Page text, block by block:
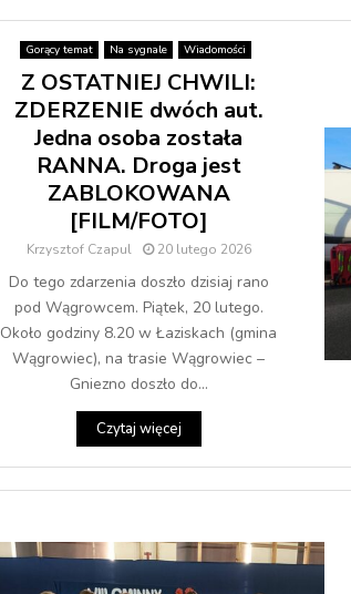
Gorący temat Na sygnale Wiadomości
Z OSTATNIEJ CHWILI:
ZDERZENIE dwóch aut.
Jedna osoba została
RANNA. Droga jest
ZABLOKOWANA
[FILM/FOTO]
Krzysztof Czapul 20 lutego 2026
Do tego zdarzenia doszło dzisiaj rano
pod Wągrowcem. Piątek, 20 lutego.
Około godziny 8.20 w Łaziskach (gmina
Wągrowiec), na trasie Wągrowiec –
Gniezno doszło do...
Czytaj więcej